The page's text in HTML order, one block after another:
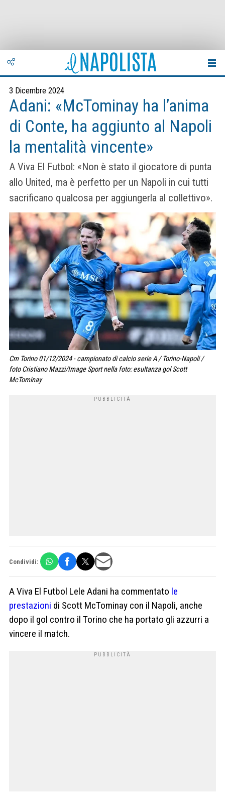
3 Dicembre 2024
Adani: «McTominay ha l’anima
di Conte, ha aggiunto al Napoli
la mentalità vincente»
A Viva El Futbol: «Non è stato il giocatore di punta
allo United, ma è perfetto per un Napoli in cui tutti
sacrificano qualcosa per aggiungerla al collettivo».
Cm Torino 01/12/2024 - campionato di calcio serie A / Torino-Napoli /
foto Cristiano Mazzi/Image Sport nella foto: esultanza gol Scott
McTominay
Condividi:
A Viva El Futbol Lele Adani ha commentato le
prestazioni di Scott McTominay con il Napoli, anche
dopo il gol contro il Torino che ha portato gli azzurri a
vincere il match.